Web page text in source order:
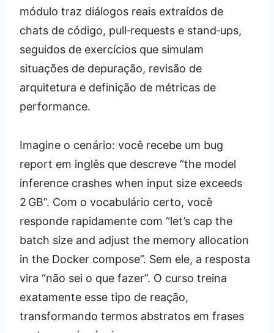
módulo traz diálogos reais extraídos de
chats de código, pull‑requests e stand‑ups,
seguidos de exercícios que simulam
situações de depuração, revisão de
arquitetura e definição de métricas de
performance.
Imagine o cenário: você recebe um bug
report em inglês que descreve “the model
inference crashes when input size exceeds
2 GB”. Com o vocabulário certo, você
responde rapidamente com “let’s cap the
batch size and adjust the memory allocation
in the Docker compose”. Sem ele, a resposta
vira “não sei o que fazer”. O curso treina
exatamente esse tipo de reação,
transformando termos abstratos em frases